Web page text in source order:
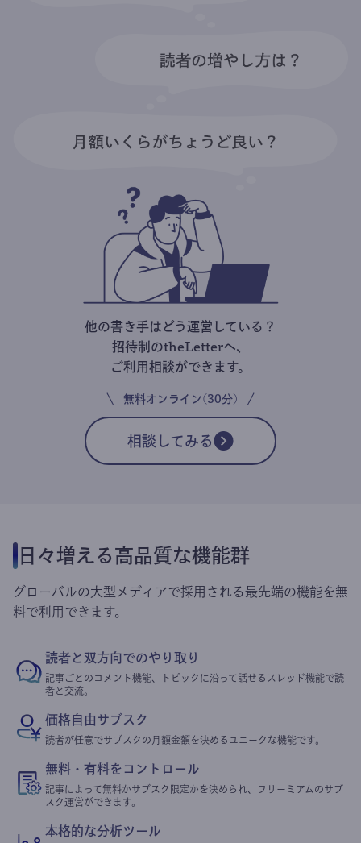
他の書き手はどう運営している？
招待制のtheLetterへ、
ご利用相談ができます。
無料オンライン(30分)
相談してみる
日々増える高品質な機能群
グローバルの大型メディアで採用される最先端の機能を無
料で利用できます。
読者と双方向でのやり取り
記事ごとのコメント機能、トピックに沿って話せるスレッド機能で読
者と交流。
価格自由サブスク
読者が任意でサブスクの月額金額を決めるユニークな機能です。
無料・有料をコントロール
記事によって無料かサブスク限定かを決められ、フリーミアムのサブ
スク運営ができます。
本格的な分析ツール